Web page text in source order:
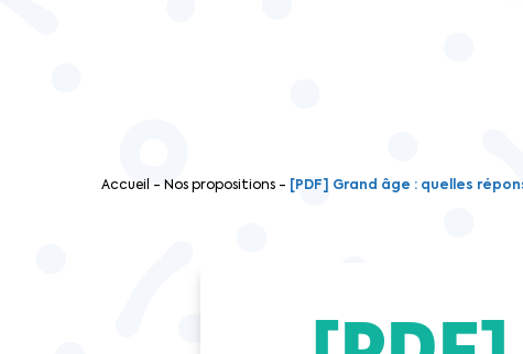
Accueil - Nos propositions - [PDF] Grand âge : quelles